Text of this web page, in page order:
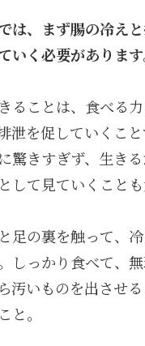
は、まず腸の冷え
いく必要があります
ることは、食べる
泄を促していくこ
驚きすぎず、生き
して見ていくことも
足の裏を触って、
しっかり食べて、
汚いものを出させ
と。